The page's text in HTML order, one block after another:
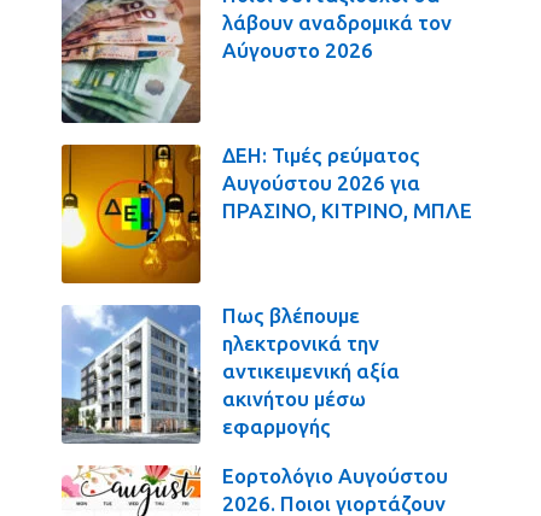
λάβουν αναδρομικά τον
Αύγουστο 2026
ΔΕΗ: Τιμές ρεύματος
Αυγούστου 2026 για
ΠΡΑΣΙΝΟ, ΚΙΤΡΙΝΟ, ΜΠΛΕ
Πως βλέπουμε
ηλεκτρονικά την
αντικειμενική αξία
ακινήτου μέσω
εφαρμογής
Εορτολόγιο Αυγούστου
2026. Ποιοι γιορτάζουν